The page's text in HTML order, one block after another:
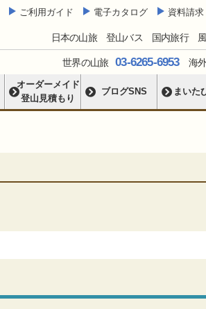
ご利用ガイド 電子カタログ 資料請求
日本の山旅 登山バス 国内旅行 風
世界の山旅 03-6265-6953海外
オーダーメイド
登山見積もり
ブログSNS まいた